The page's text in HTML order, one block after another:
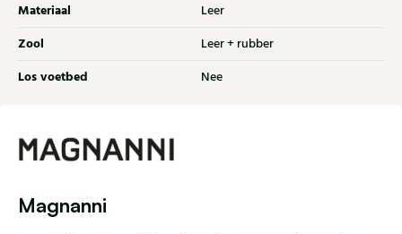
Materiaal Leer
Zool Leer + rubber
Los voetbed Nee
Magnanni